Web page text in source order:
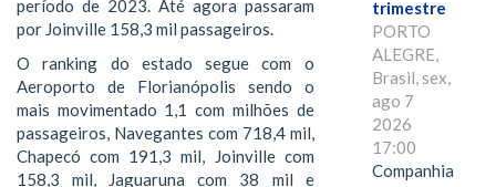
período de 2023. Até agora passaram
por Joinville 158,3 mil passageiros.
O ranking do estado segue com o
Aeroporto de Florianópolis sendo o
mais movimentado 1,1 com milhões de
passageiros, Navegantes com 718,4 mil,
Chapecó com 191,3 mil, Joinville com
158,3 mil, Jaguaruna com 38 mil e
trimestre
PORTO
ALEGRE,
Brasil, sex,
ago 7
2026
17:00
Companhia